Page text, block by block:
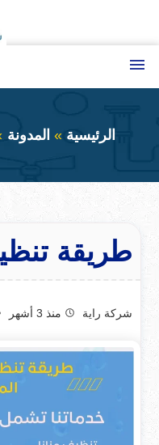
إلى
المحتوى
الرئيسية المدونة
طريقة
شركة راية منذ 3 أشهر